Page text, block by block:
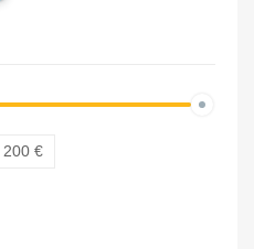
200 €